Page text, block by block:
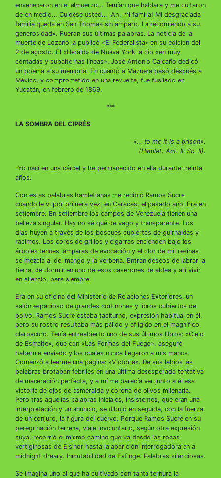
envenenaron en el almuerzo… Temían que hablara y me quitaron
de en medio… Cuídese usted… ¡Ah, mi familia! Mi desgraciada
familia queda en San Thomas sin amparo. La recomiendo a su
generosidad». Fueron sus últimas palabras. La noticia de la
muerte de Lozano la publicó «El Federalista» en su edición del
2 de agosto. El «Herald» de Nueva York la dio «en muy
contadas y subalternas líneas». José Antonio Calcaño dedicó
un poema a su memoria. En cuanto a Mazuera pasó después a
México, y comprometido en una revuelta, fue fusilado en
Yucatán, en febrero de 1869.
***
LA SOMBRA DEL CIPRÉS
«… to me it is a prison».
(Hamlet. Act. II. Sc. II).
-Yo nací en una cárcel y he permanecido en ella durante treinta
años.
Con estas palabras hamletianas me recibió Ramos Sucre
cuando le vi por primera vez, en Caracas, el pasado año. Era en
setiembre. En setiembre los campos de Venezuela tienen una
belleza singular. Hay no sé qué de vago y transparente. Los
días huyen a través de los bosques cubiertos de guirnaldas y
racimos. Los coros de grillos y cigarras encienden bajo los
árboles tenues lámparas de evocación y el olor de mil resinas
se mezcla al del mango y la verbena. Entran deseos de labrar la
tierra, de dormir en uno de esos caserones de aldea y allí vivir
en silencio, para siempre.
Era en su oficina del Ministerio de Relaciones Exteriores, un
salón espacioso de grandes cortinones y libros cubiertos de
polvo. Ramos Sucre estaba taciturno, expresión habitual en él,
pero su rostro resultaba más pálido y afligido en el magnífico
claroscuro. Tenía entreabierto uno de sus últimos libros: «Cielo
de Esmalte», que con «Las Formas del Fuego», aseguró
haberme enviado y los cuales nunca llegaron a mis manos.
Comenzó a leerme una página: «Victoria». De sus labios las
palabras brotaban febriles en una última desesperada tentativa
de maceración perfecta, y a mí me parecía ver junto a él esa
victoria de ojos de esmeralda y corona de olivos milenaria.
Pero tras aquellas palabras iniciales, insistentes, que eran una
interpretación y un anuncio, se dibujó en seguida, con la fuerza
de un conjuro, la figura del cuervo. Porque Ramos Sucre en su
peregrinación terrena, viaje involuntario, según otra expresión
suya, recorrió el mismo camino que va desde las rocas
vertiginosas de Elsinor hasta la aparición interrogadora en a
midnight dreary. Inmutabilidad de Esfinge. Palabras silenciosas.
Se imagina uno al que ha cultivado con tanta ternura la